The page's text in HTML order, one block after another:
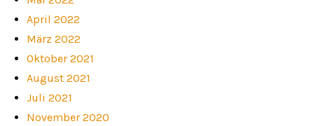
April 2022
März 2022
Oktober 2021
August 2021
Juli 2021
November 2020